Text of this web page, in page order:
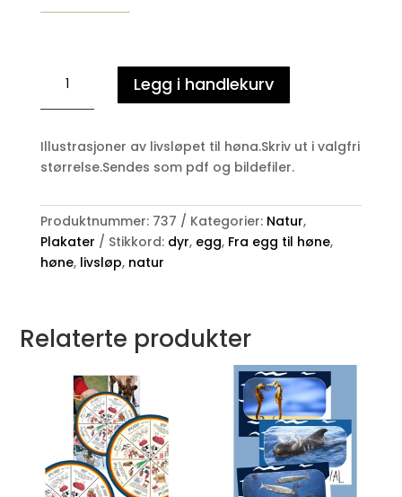
til
-
Livsløp
antall
Legg i handlekurv
Illustrasjoner av livsløpet til høna.Skriv ut i valgfri
størrelse.Sendes som pdf og bildefiler.
Produktnummer: 737 Kategorier: Natur,
Plakater
Stikkord: dyr, egg, Fra egg til høne,
høne, livsløp, natur
Relaterte produkter